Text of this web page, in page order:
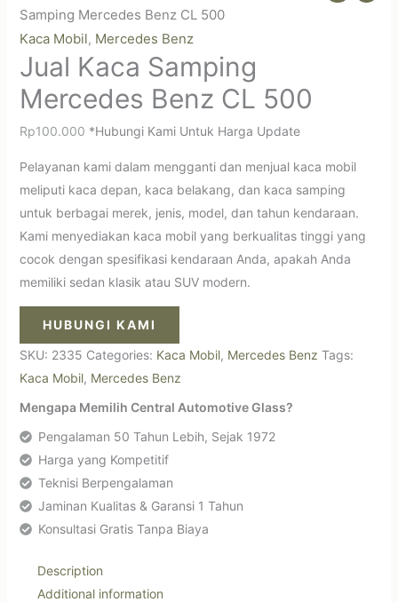
Samping Mercedes Benz CL 500
Kaca Mobil, Mercedes Benz
Jual Kaca Samping
Mercedes Benz CL 500
Rp100.000 *Hubungi Kami Untuk Harga Update
Pelayanan kami dalam mengganti dan menjual kaca mobil
meliputi kaca depan, kaca belakang, dan kaca samping
untuk berbagai merek, jenis, model, dan tahun kendaraan.
Kami menyediakan kaca mobil yang berkualitas tinggi yang
cocok dengan spesifikasi kendaraan Anda, apakah Anda
memiliki sedan klasik atau SUV modern.
HUBUNGI KAMI
SKU: 2335 Categories: Kaca Mobil, Mercedes Benz Tags:
Kaca Mobil, Mercedes Benz
Mengapa Memilih Central Automotive Glass?
Pengalaman 50 Tahun Lebih, Sejak 1972
Harga yang Kompetitif
Teknisi Berpengalaman
Jaminan Kualitas & Garansi 1 Tahun
Konsultasi Gratis Tanpa Biaya
Description
Additional information